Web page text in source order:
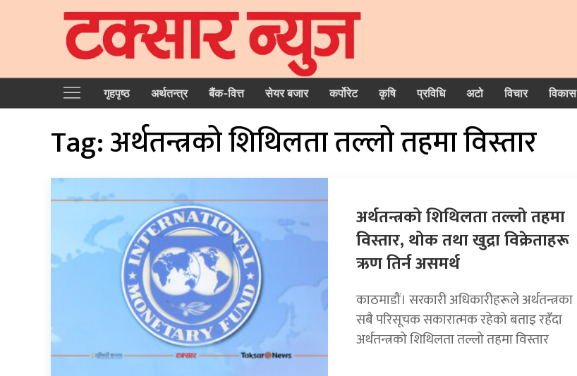
गृहपृष्‍ठ अर्थतन्त्र बैंक-वित्त सेयर बजार कर्पोरेट कृषि प्रविधि अटो विचार विकास
Tag:अर्थतन्त्रको शिथिलता तल्लो तहमा विस्तार
अर्थतन्त्रको शिथिलता तल्लो तहमा
विस्तार, थोक तथा खुद्रा विक्रेताहरू
ऋण तिर्न असमर्थ
काठमाडौं। सरकारी अधिकारीहरूले अर्थतन्त्रका
सबै परिसूचक सकारात्मक रहेको बताइ रहँदा
अर्थतन्त्रको शिथिलता तल्लो तहमा विस्तार